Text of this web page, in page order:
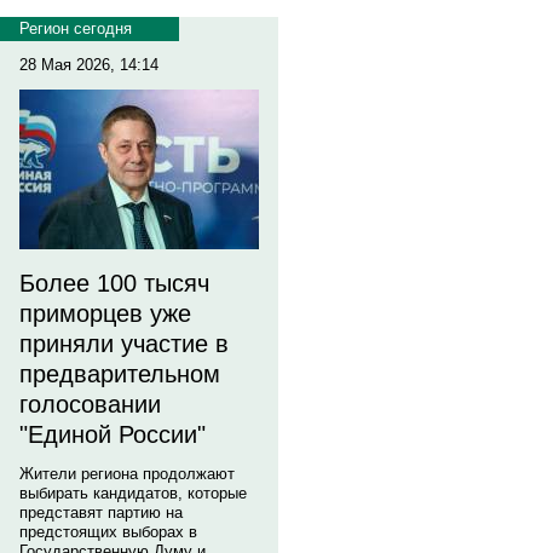
Регион сегодня
28 Мая 2026, 14:14
Более 100 тысяч
приморцев уже
приняли участие в
предварительном
голосовании
"Единой России"
Жители региона продолжают
выбирать кандидатов, которые
представят партию на
предстоящих выборах в